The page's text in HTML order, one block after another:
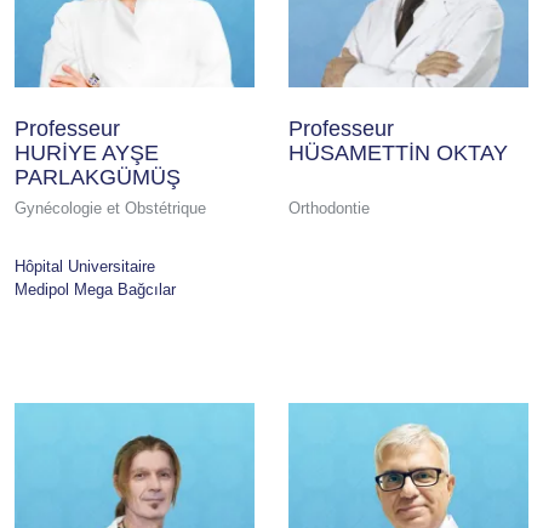
Professeur
HURİYE AYŞE
PARLAKGÜMÜŞ
Gynécologie et Obstétrique
Hôpital Universitaire
Medipol Mega Bağcılar
Professeur
HÜSAMETTİN OKTAY
Orthodontie